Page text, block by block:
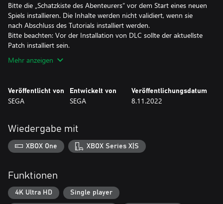
Bitte die „Schatzkiste des Abenteurers“ vor dem Start eines neuen
Spiels installieren. Die Inhalte werden nicht validiert, wenn sie
nach Abschluss des Tutorials installiert werden.
Bitte beachten: Vor der Installation von DLC sollte der aktuellste
Mehr anzeigen
Veröffentlicht von
SEGA
Entwickelt von
SEGA
Veröffentlichungsdatum
8.11.2022
Wiedergabe mit
XBOX One XBOX Series X|S
Funktionen
4K Ultra HD Single player